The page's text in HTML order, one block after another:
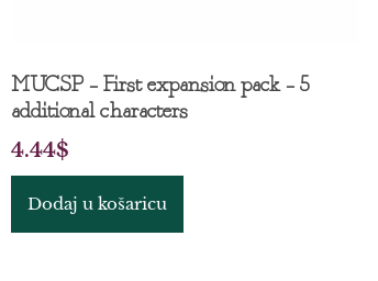
MUCSP – First expansion pack – 5
additional characters
4.44$
Dodaj u košaricu